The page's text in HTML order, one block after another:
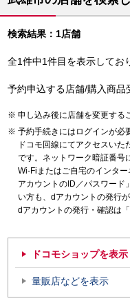
検索結果：1店舗
全1件中1件目を表示してお
予約申込する店舗/購入商品
申し込み後に店舗を変更する
予約手続きにはログインが必
ドコモ回線にてアクセスい
です。ネットワーク暗証番号
Wi-Fiまたはご自宅のインタ
アカウントのID／パスワード
い方も、dアカウントの発行が
dアカウントの発行・確認は「
ドコモショップを表示
量販店などを表示